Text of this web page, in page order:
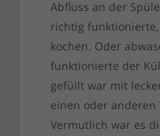
Abfluss an der
richtig
kochen. Oder
funktionierte der
gefüllt war mit
einen oder anderen
Vermutlich war es